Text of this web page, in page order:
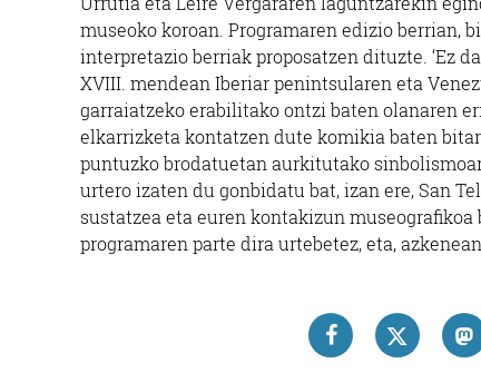
museoko koroan. Programaren edizio berrian,
interpretazio berriak proposatzen dituzte. ‘Ez
XVIII. mendean Iberiar penintsularen eta
garraiatzeko erabilitako ontzi baten olanaren
elkarrizketa kontatzen dute komikia baten
puntuzko brodatuetan aurkitutako
urtero izaten du gonbidatu bat, izan ere, San
sustatzea eta euren kontakizun
programaren parte dira urtebetez, eta,